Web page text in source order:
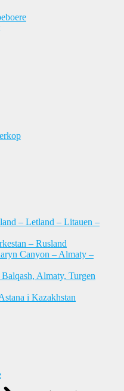
– Letland – Litauen –
– Rusland
Canyon – Almaty –
Almaty, Turgen
i Kazakhstan